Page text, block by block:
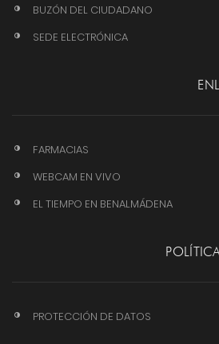
BUZÓN DEL CIUDADANO
SEDE ELECTRÓNICA
FARMACIAS
WEBCAM EN VIVO
EL TIEMPO EN BENALMÁDENA
PROTECCIÓN DE DATOS